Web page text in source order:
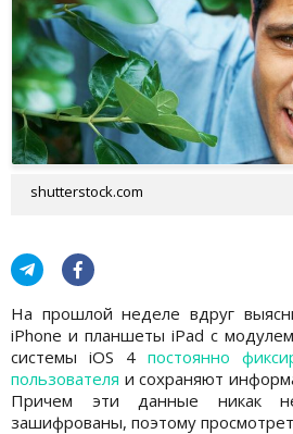
shutterstock.com
На прошлой неделе вдруг
iPhone и планшеты iPad с
системы iOS 4 постоянно
пользователя и сохраняют
Причем эти данные никак
зашифрованы, поэтому